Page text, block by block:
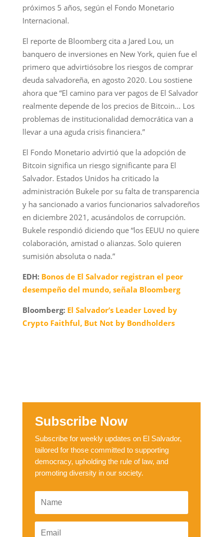
próximos 5 años, según el Fondo Monetario
Internacional.
El reporte de Bloomberg cita a Jared Lou, un
banquero de inversiones en New York, quien fue el
primero que advirtiósobre los riesgos de comprar
deuda salvadoreña, en agosto 2020. Lou sostiene
ahora que “El camino para ver pagos de El Salvador
realmente depende de los precios de Bitcoin… Los
problemas de institucionalidad democrática van a
llevar a una aguda crisis financiera.”
El Fondo Monetario advirtió que la adopción de
Bitcoin significa un riesgo significante para El
Salvador. Estados Unidos ha criticado la
administración Bukele por su falta de transparencia
y ha sancionado a varios funcionarios salvadoreños
en diciembre 2021, acusándolos de corrupción.
Bukele respondió diciendo que “los EEUU no quiere
colaboración, amistad o alianzas. Solo quieren
sumisión absoluta o nada.”
EDH: Bonos de El Salvador registran el peor
desempeño del mundo, señala Bloomberg
Bloomberg: El Salvador’s Leader Loved by
Crypto Faithful, But Not by Bondholders
Subscribe Now
Subscribe for weekly updates on El Salvador,
tailored for those committed to supporting
democracy, upholding the rule of law, and
promoting diversity in our society.